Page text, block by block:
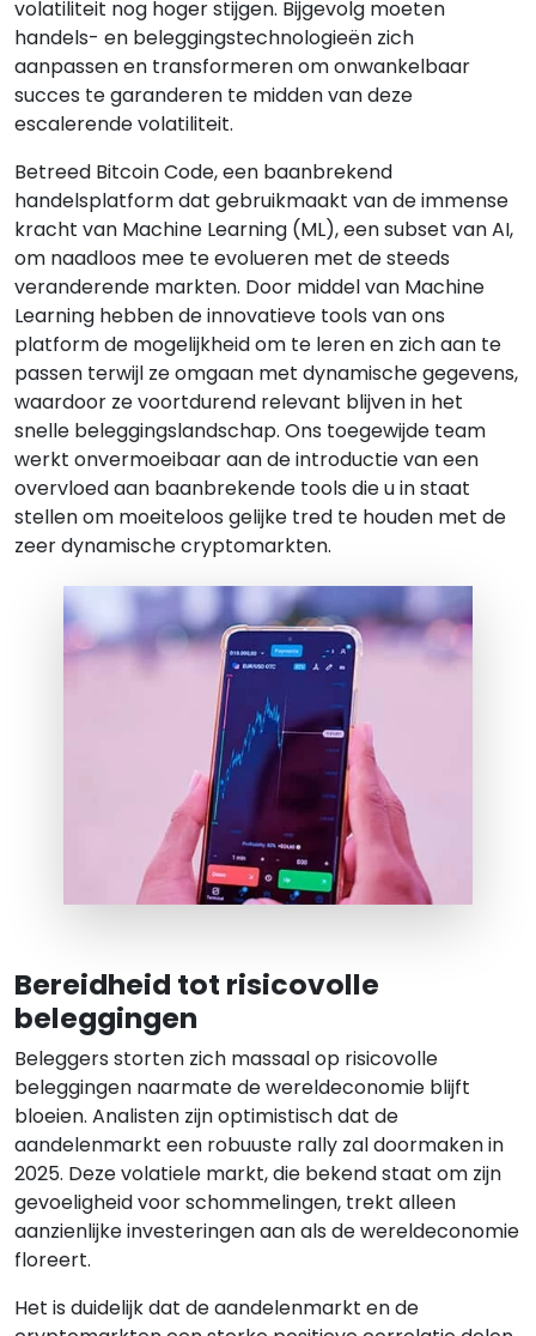
volatiliteit nog hoger stijgen. Bijgevolg moeten
handels- en beleggingstechnologieën zich
aanpassen en transformeren om onwankelbaar
succes te garanderen te midden van deze
escalerende volatiliteit.
Betreed Bitcoin Code, een baanbrekend
handelsplatform dat gebruikmaakt van de immense
kracht van Machine Learning (ML), een subset van AI,
om naadloos mee te evolueren met de steeds
veranderende markten. Door middel van Machine
Learning hebben de innovatieve tools van ons
platform de mogelijkheid om te leren en zich aan te
passen terwijl ze omgaan met dynamische gegevens,
waardoor ze voortdurend relevant blijven in het
snelle beleggingslandschap. Ons toegewijde team
werkt onvermoeibaar aan de introductie van een
overvloed aan baanbrekende tools die u in staat
stellen om moeiteloos gelijke tred te houden met de
zeer dynamische cryptomarkten.
Bereidheid tot risicovolle
beleggingen
Beleggers storten zich massaal op risicovolle
beleggingen naarmate de wereldeconomie blijft
bloeien. Analisten zijn optimistisch dat de
aandelenmarkt een robuuste rally zal doormaken in
2025. Deze volatiele markt, die bekend staat om zijn
gevoeligheid voor schommelingen, trekt alleen
aanzienlijke investeringen aan als de wereldeconomie
floreert.
Het is duidelijk dat de aandelenmarkt en de